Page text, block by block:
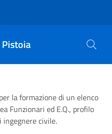
la formazione di un elenco
Funzionari ed E.Q., profilo
civile.